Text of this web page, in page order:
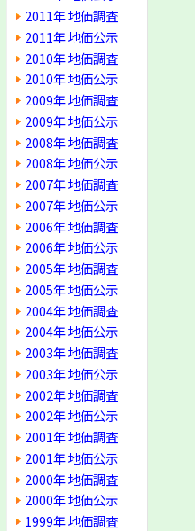
2011年 地価調査
2011年 地価公示
2010年 地価調査
2010年 地価公示
2009年 地価調査
2009年 地価公示
2008年 地価調査
2008年 地価公示
2007年 地価調査
2007年 地価公示
2006年 地価調査
2006年 地価公示
2005年 地価調査
2005年 地価公示
2004年 地価調査
2004年 地価公示
2003年 地価調査
2003年 地価公示
2002年 地価調査
2002年 地価公示
2001年 地価調査
2001年 地価公示
2000年 地価調査
2000年 地価公示
1999年 地価調査